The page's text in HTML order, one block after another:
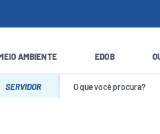
AMBIENTE EDOB
SERVIDOR